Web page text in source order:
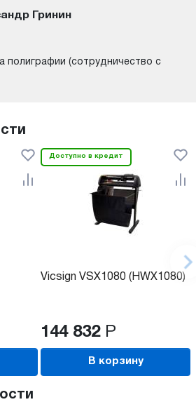
Гринин
полиграфии (сотрудничество с
Доступно в кредит
Vicsign VSX1080 (HWX1080)
144 832 Р
В корзину